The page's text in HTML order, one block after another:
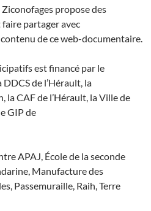
propose des
partager avec
de ce web-documentaire.
est financé par le
de l’Hérault, la
la CAF de l’Hérault, la Ville de
GIP de
APAJ, École de la seconde
Manufacture des
Passemuraille, Raih, Terre